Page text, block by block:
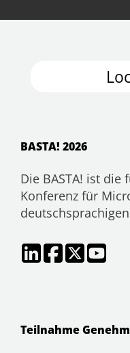
BASTA! 2026
Die BASTA! ist
Konferenz für
Teilnahme